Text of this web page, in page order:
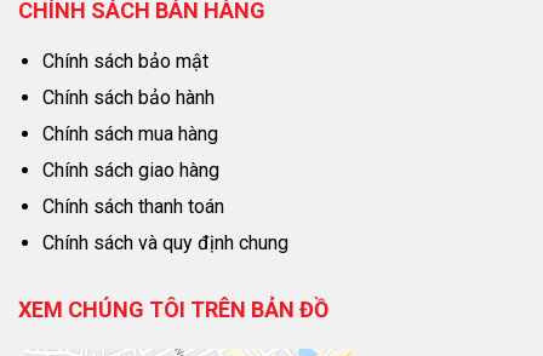
CHÍNH SÁCH BÁN HÀNG
Chính sách bảo mật
Chính sách bảo hành
Chính sách mua hàng
Chính sách giao hàng
Chính sách thanh toán
Chính sách và quy định chung
XEM CHÚNG TÔI TRÊN BẢN ĐỒ